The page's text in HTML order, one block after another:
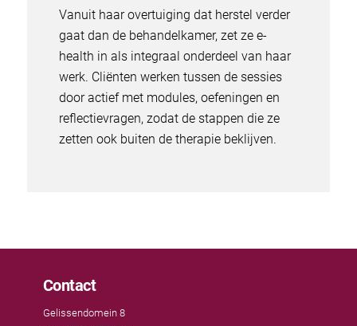
Vanuit haar overtuiging dat herstel verder
gaat dan de behandelkamer, zet ze e-
health in als integraal onderdeel van haar
werk. Cliënten werken tussen de sessies
door actief met modules, oefeningen en
reflectievragen, zodat de stappen die ze
zetten ook buiten de therapie beklijven.
Contact
Gelissendomein 8